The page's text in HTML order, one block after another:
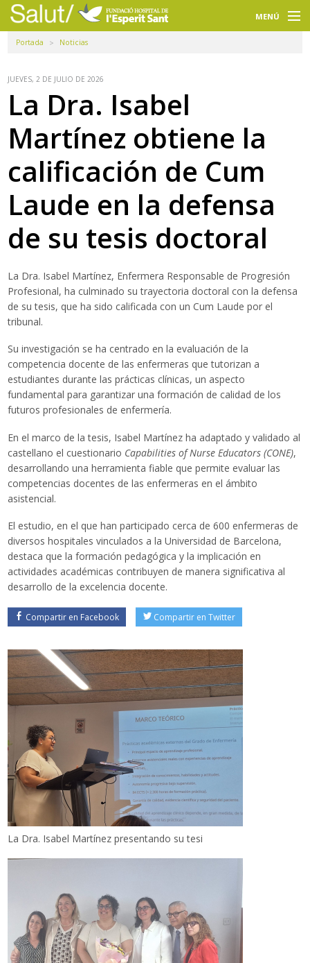
Navegación
principal
MENÚ
Usuarios
Profesionales
Docencia
Investigación
La FHES
Intranet
Selecciona un idioma
Traductor
Portada Noticias
JUEVES, 2 DE JULIO DE 2026
La Dra. Isabel
Martínez obtiene la
calificación de Cum
Laude en la defensa
de su tesis doctoral
La Dra. Isabel Martínez, Enfermera Responsable de Progresión
Profesional, ha culminado su trayectoria doctoral con la defensa
de su tesis, que ha sido calificada con un Cum Laude por el
tribunal.
Su investigación se ha centrado en la evaluación de la
competencia docente de las enfermeras que tutorizan a
estudiantes durante las prácticas clínicas, un aspecto
fundamental para garantizar una formación de calidad de los
futuros profesionales de enfermería.
En el marco de la tesis, Isabel Martínez ha adaptado y validado al
castellano el cuestionario Capabilities of Nurse Educators (CONE),
desarrollando una herramienta fiable que permite evaluar las
competencias docentes de las enfermeras en el ámbito
asistencial.
El estudio, en el que han participado cerca de 600 enfermeras de
diversos hospitales vinculados a la Universidad de Barcelona,
destaca que la formación pedagógica y la implicación en
actividades académicas contribuyen de manera significativa al
desarrollo de la excelencia docente.
Compartir en Facebook Compartir en Twitter
La Dra. Isabel Martínez presentando su tesi